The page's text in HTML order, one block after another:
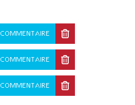
COMMENTAIRE
COMMENTAIRE
COMMENTAIRE